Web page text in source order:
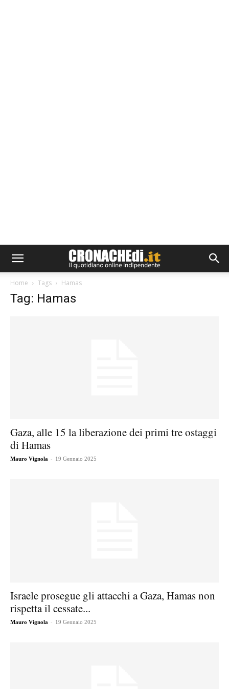
Home Tags Hamas
Tag: Hamas
Gaza, alle 15 la liberazione dei primi tre ostaggi
di Hamas
Mauro Vignola - 19 Gennaio 2025
Israele prosegue gli attacchi a Gaza, Hamas non
rispetta il cessate...
Mauro Vignola - 19 Gennaio 2025